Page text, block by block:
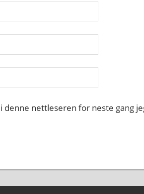
denne nettleseren for neste gang